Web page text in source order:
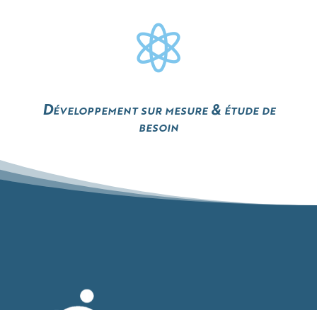

Développement sur mesure & étude de
besoin